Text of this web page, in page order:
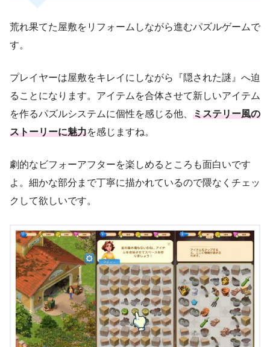
荒れ果てた屋敷をリフォームしながら進むパズルゲームで
す。
プレイヤーは屋敷をキレイにしながら『隠された謎』へ迫
ることになります。アイテムを合体させて新しいアイテム
を作るパズルシステムに個性を感じる他、 ミステリー風の
ストーリーに魅力を感じますね。
劇的なビフォーアフターを楽しめるところも面白いです
よ。細かな部分まで丁寧に描かれているので隈なくチェッ
クして欲しいです。